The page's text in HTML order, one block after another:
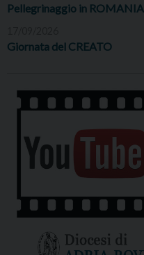
Pellegrinaggio in ROMANIA
Giornata del CREATO